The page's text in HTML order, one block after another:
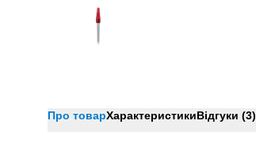
алкоголь
Про товарХарактеристикиВідгуки (3)